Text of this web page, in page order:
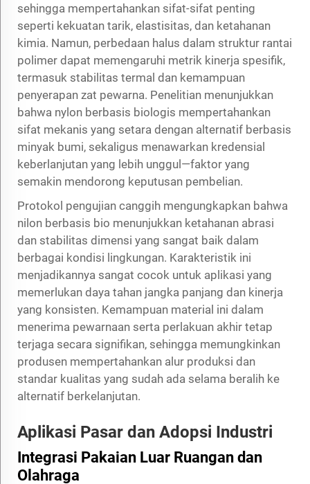
sehingga mempertahankan sifat-sifat penting
seperti kekuatan tarik, elastisitas, dan ketahanan
kimia. Namun, perbedaan halus dalam struktur rantai
polimer dapat memengaruhi metrik kinerja spesifik,
termasuk stabilitas termal dan kemampuan
penyerapan zat pewarna. Penelitian menunjukkan
bahwa nylon berbasis biologis mempertahankan
sifat mekanis yang setara dengan alternatif berbasis
minyak bumi, sekaligus menawarkan kredensial
keberlanjutan yang lebih unggul—faktor yang
semakin mendorong keputusan pembelian.
Protokol pengujian canggih mengungkapkan bahwa
nilon berbasis bio menunjukkan ketahanan abrasi
dan stabilitas dimensi yang sangat baik dalam
berbagai kondisi lingkungan. Karakteristik ini
menjadikannya sangat cocok untuk aplikasi yang
memerlukan daya tahan jangka panjang dan kinerja
yang konsisten. Kemampuan material ini dalam
menerima pewarnaan serta perlakuan akhir tetap
terjaga secara signifikan, sehingga memungkinkan
produsen mempertahankan alur produksi dan
standar kualitas yang sudah ada selama beralih ke
alternatif berkelanjutan.
Aplikasi Pasar dan Adopsi Industri
Integrasi Pakaian Luar Ruangan dan
Olahraga